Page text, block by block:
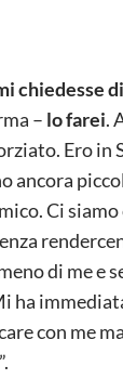
chiedesse
– lofarei.
Ero in
ancora
Ci
di me e
ha
con me